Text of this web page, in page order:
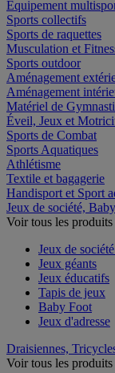
Equipement
Sports collectifs
Sports de raquettes
Musculation et
Sports outdoor
Aménagement
Aménagement
Matériel de
Éveil, Jeux et
Sports de Combat
Sports Aquatiques
Athlétisme
Textile et bagagerie
Handisport et Sport
Jeux de société,
Voir tous les produits
Jeux de
Jeux géants
Jeux éducatifs
Tapis de jeux
Baby Foot
Jeux d'adresse
Draisiennes,
Voir tous les produits